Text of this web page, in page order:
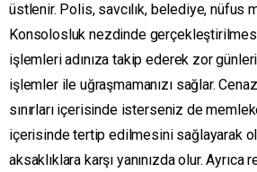
üstlenir. Polis, savcılık, belediye, nüfus
Konsolosluk nezdinde
işlemleri adınıza takip ederek zor
işlemler ile uğraşmamanızı sağlar.
sınırları içerisinde isterseniz de
içerisinde tertip edilmesini sağlayarak
aksaklıklara karşı yanınızda olur.